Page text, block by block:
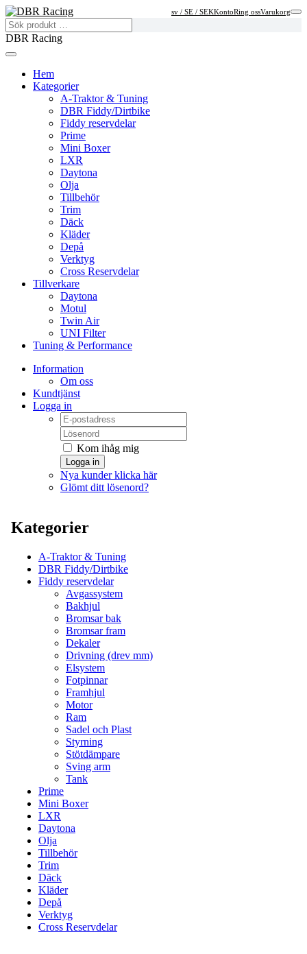
sv / SE / SEKKontoRing ossVarukorg
DBR Racing
Hem
Kategorier
A-Traktor & Tuning
DBR Fiddy/Dirtbike
Fiddy reservdelar
Prime
Mini Boxer
LXR
Daytona
Olja
Tillbehör
Trim
Däck
Kläder
Depå
Verktyg
Cross Reservdelar
Tillverkare
Daytona
Motul
Twin Air
UNI Filter
Tuning & Performance
Information
Om oss
Kundtjänst
Logga in
Kom ihåg mig
Logga in
Nya kunder klicka här
Glömt ditt lösenord?
Kategorier
A-Traktor & Tuning
DBR Fiddy/Dirtbike
Fiddy reservdelar
Avgassystem
Bakhjul
Bromsar bak
Bromsar fram
Dekaler
Drivning (drev mm)
Elsystem
Fotpinnar
Framhjul
Motor
Ram
Sadel och Plast
Styrning
Stötdämpare
Sving arm
Tank
Prime
Mini Boxer
LXR
Daytona
Olja
Tillbehör
Trim
Däck
Kläder
Depå
Verktyg
Cross Reservdelar